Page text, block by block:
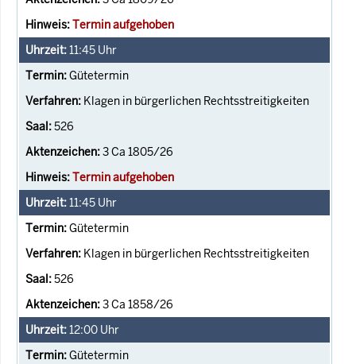
Termin aufgehoben
11:45 Uhr
Gütetermin
Klagen in bürgerlichen Rechtsstreitigkeiten
526
3 Ca 1805/26
Termin aufgehoben
11:45 Uhr
Gütetermin
Klagen in bürgerlichen Rechtsstreitigkeiten
526
3 Ca 1858/26
12:00 Uhr
Gütetermin